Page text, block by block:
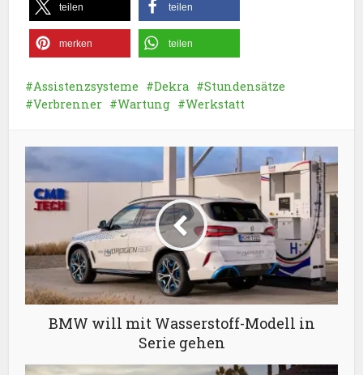
teilen teilen
merken teilen
Assistenzsysteme Dekra
Stundensätze
Verbrenner
Wartung Werkstatt
BMW will mit Wasserstoff-Modell in
Serie gehen